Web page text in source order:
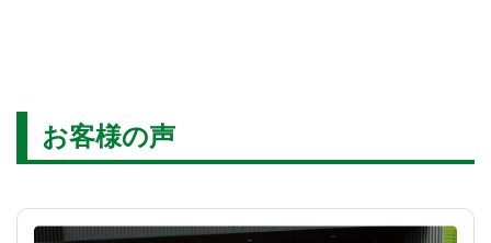
お客様の声